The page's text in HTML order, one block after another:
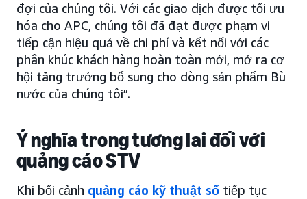
đợi của chúng tôi. Với các giao dịch được tối ưu
hóa cho APC, chúng tôi đã đạt được phạm vi
tiếp cận hiệu quả về chi phí và kết nối với các
phân khúc khách hàng hoàn toàn mới, mở ra cơ
hội tăng trưởng bổ sung cho dòng sản phẩm Bù
nước của chúng tôi”.
Ý nghĩa trong tương lai đối với
quảng cáo STV
Khi bối cảnh quảng cáo kỹ thuật số tiếp tục